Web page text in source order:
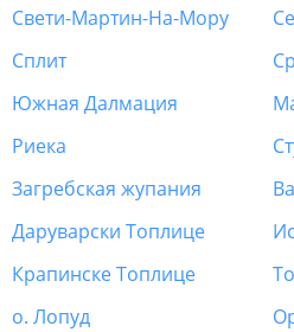
Свети-Мартин-На-Мору
Сплит
Южная Далмация
Риека
Загребская жупания
Даруварски Топлице
Крапинске Топлице
о. Лопуд